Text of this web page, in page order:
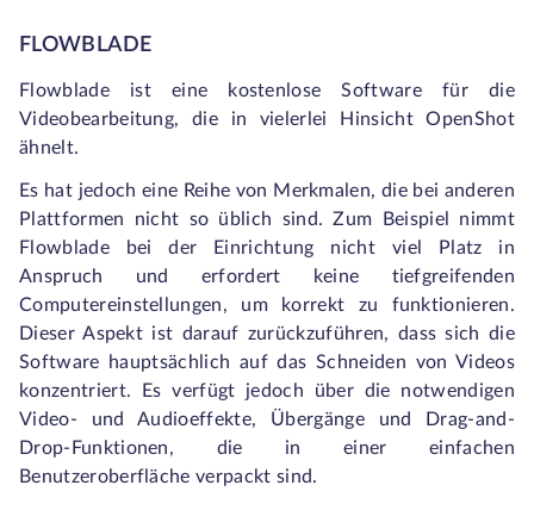
FLOWBLADE
Flowblade ist eine kostenlose Software für die
Videobearbeitung, die in vielerlei Hinsicht OpenShot
ähnelt.
Es hat jedoch eine Reihe von Merkmalen, die bei anderen
Plattformen nicht so üblich sind. Zum Beispiel nimmt
Flowblade bei der Einrichtung nicht viel Platz in
Anspruch und erfordert keine tiefgreifenden
Computereinstellungen, um korrekt zu funktionieren.
Dieser Aspekt ist darauf zurückzuführen, dass sich die
Software hauptsächlich auf das Schneiden von Videos
konzentriert. Es verfügt jedoch über die notwendigen
Video- und Audioeffekte, Übergänge und Drag-and-
Drop-Funktionen, die in einer einfachen
Benutzeroberfläche verpackt sind.